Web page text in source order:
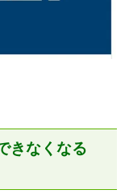
きなくなる